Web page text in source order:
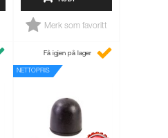
Merk som favoritt
NETTOPRIS
Få igjen på lager